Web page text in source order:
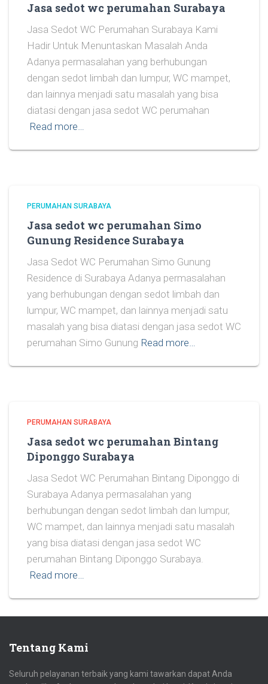
Jasa sedot wc perumahan Surabaya
Jasa Sedot WC Perumahan Surabaya Kami
Hadir Untuk Menuntaskan Masalah Anda
Adanya permasalahan yang berhubungan
dengan sedot limbah dan lumpur, WC mampet,
dan lainnya menjadi satu masalah yang bisa
diatasi dengan jasa sedot WC perumahan
Read more…
PERUMAHAN SURABAYA
Jasa sedot wc perumahan Simo
Gunung Residence Surabaya
Jasa Sedot WC Perumahan Simo Gunung
Residence di Surabaya Adanya permasalahan
yang berhubungan dengan sedot limbah dan
lumpur, WC mampet, dan lainnya menjadi satu
masalah yang bisa diatasi dengan jasa sedot WC
perumahan Simo Gunung Read more…
PERUMAHAN SURABAYA
Jasa sedot wc perumahan Bintang
Diponggo Surabaya
Jasa Sedot WC Perumahan Bintang Diponggo di
Surabaya Adanya permasalahan yang
berhubungan dengan sedot limbah dan lumpur,
WC mampet, dan lainnya menjadi satu masalah
yang bisa diatasi dengan jasa sedot WC
perumahan Bintang Diponggo Surabaya.
Read more…
Tentang Kami
Seluruh pelayanan terbaik yang kami tawarkan dapat Anda